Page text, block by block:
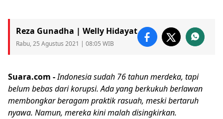
Reza Gunadha | Welly Hidayat
Rabu, 25 Agustus 2021 | 08:05 WIB
Suara.com -Indonesia sudah 76 tahun merdeka, tapi
belum bebas dari korupsi. Ada yang berkukuh berlawan
membongkar beragam praktik rasuah, meski bertaruh
nyawa. Namun, mereka kini malah disingkirkan.